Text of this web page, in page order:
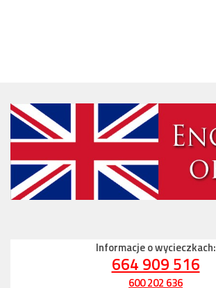
Informacje o wycieczkach:
664 909 516
600 202 636